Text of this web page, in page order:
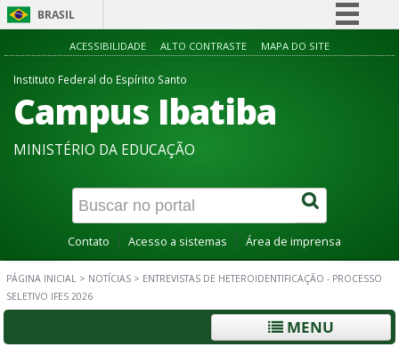
BRASIL
Simplifique!
Acesso à informação
Canais
ACESSIBILIDADE ALTO CONTRASTE MAPA DO SITE
Instituto Federal do Espírito Santo
Campus Ibatiba
MINISTÉRIO DA EDUCAÇÃO
Contato Acesso a sistemas Área de imprensa
PÁGINA INICIAL > NOTÍCIAS > ENTREVISTAS DE HETEROIDENTIFICAÇÃO - PROCESSO
SELETIVO IFES 2026
MENU